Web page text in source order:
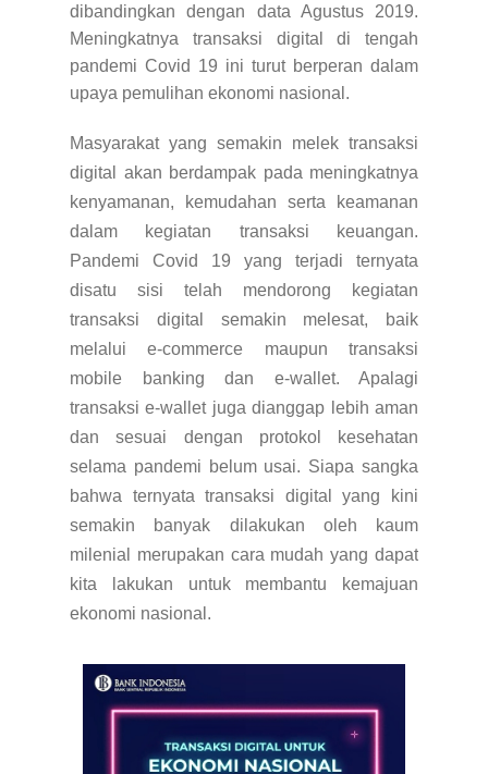
dibandingkan dengan data Agustus 2019.
Meningkatnya transaksi digital di tengah
pandemi Covid 19 ini turut berperan dalam
upaya pemulihan ekonomi nasional.
Masyarakat yang semakin melek transaksi
digital akan berdampak pada meningkatnya
kenyamanan, kemudahan serta keamanan
dalam kegiatan transaksi keuangan.
Pandemi Covid 19 yang terjadi ternyata
disatu sisi telah mendorong kegiatan
transaksi digital semakin melesat, baik
melalui e-commerce maupun transaksi
mobile banking dan e-wallet. Apalagi
transaksi e-wallet juga dianggap lebih aman
dan sesuai dengan protokol kesehatan
selama pandemi belum usai. Siapa sangka
bahwa ternyata transaksi digital yang kini
semakin banyak dilakukan oleh kaum
milenial merupakan cara mudah yang dapat
kita lakukan untuk membantu kemajuan
ekonomi nasional.